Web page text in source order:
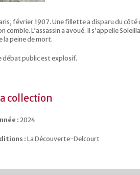
février 1907. Une fillette a disparu du côté
comble. L’assassin a avoué. Il s’appelle
la peine de mort.
débat public est explosif.
collection
: 2024
:La Découverte-Delcourt